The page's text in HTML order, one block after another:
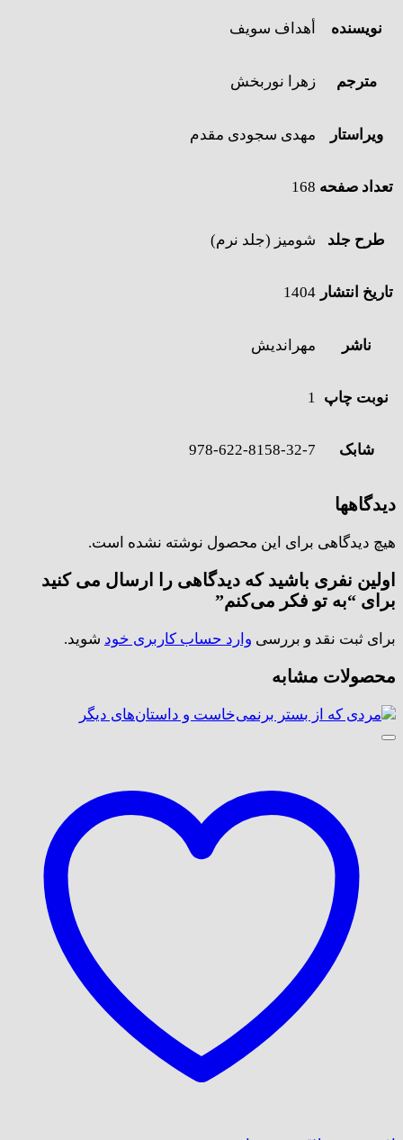
نویسنده أهداف سویف
مترجم زهرا نوربخش
ویراستار مهدی سجودی مقدم
تعداد صفحه 168
طرح جلد شومیز (جلد نرم)
تاریخ انتشار 1404
ناشر مهراندیش
نوبت چاپ 1
شابک 978-622-8158-32-7
دیدگاهها
هیچ دیدگاهی برای این محصول نوشته نشده است.
اولین نفری باشید که دیدگاهی را ارسال می کنید
برای “به تو فکر می‌کنم”
برای ثبت نقد و بررسی وارد حساب کاربری خود شوید.
محصولات مشابه